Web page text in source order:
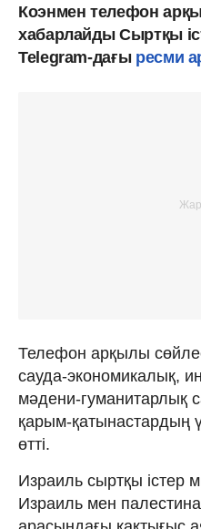
Коэнмен телефон
хабарлайды Сыртқы
Telegram-дағы ресми
Телефон арқылы
сауда-экономикалық,
мәдени-гуманитарлық
қарым-қатынастардың
өтті.
Израиль сыртқы істер
Израиль мен